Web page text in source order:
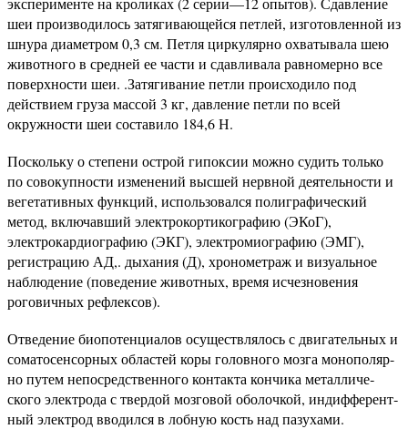
шеи производилось затяги­вающейся петлей, изготовленной из
шнура диаметром 0,3 см. Петля циркулярно охватывала шею
животного в средней ее ча­сти и сдавливала равномерно все
поверхности шеи. .Затягива­ние петли происходило под
действием груза массой 3 кг, дав­ление петли по всей
окружности шеи составило 184,6 Н.
Поскольку о степени острой гипоксии можно судить только
по совокупности изменений высшей нервной деятельности и
ве­гетативных функций, использовался полиграфический
метод, включавший электрокортикографию (ЭКоГ),
электрокардиографию (ЭКГ), электромиографию (ЭМГ),
регистрацию АД,. дыхания (Д), хронометраж и визуальное
наблюдение (пове­дение животных, время исчезновения
роговичных рефлексов).
Отведение биопотенциалов осуществлялось с двигательных и
соматосенсорных областей коры головного мозга монополяр-
но путем непосредственного контакта кончика металличе­
ского электрода с твердой мозговой оболочкой, индифферент­
ный электрод вводился в лобную кость над пазухами.